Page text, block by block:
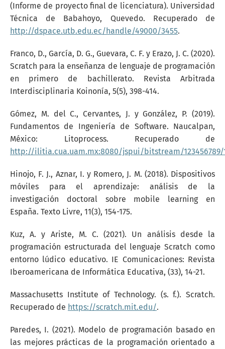
(Informe de proyecto final de licenciatura). Universidad
Técnica de Babahoyo, Quevedo. Recuperado de
http://dspace.utb.edu.ec/handle/49000/3455.
Franco, D., García, D. G., Guevara, C. F. y Erazo, J. C. (2020).
Scratch para la enseñanza de lenguaje de programación
en primero de bachillerato. Revista Arbitrada
Interdisciplinaria Koinonía, 5(5), 398-414.
Gómez, M. del C., Cervantes, J. y González, P. (2019).
Fundamentos de Ingeniería de Software. Naucalpan,
México: Litoprocess. Recuperado de
http://ilitia.cua.uam.mx:8080/jspui/bitstream/123456789/
Hinojo, F. J., Aznar, I. y Romero, J. M. (2018). Dispositivos
móviles para el aprendizaje: análisis de la
investigación doctoral sobre mobile learning en
España. Texto Livre, 11(3), 154-175.
Kuz, A. y Ariste, M. C. (2021). Un análisis desde la
programación estructurada del lenguaje Scratch como
entorno lúdico educativo. IE Comunicaciones: Revista
Iberoamericana de Informática Educativa, (33), 14-21.
Massachusetts Institute of Technology. (s. f.). Scratch.
Recuperado de https://scratch.mit.edu/.
Paredes, I. (2021). Modelo de programación basado en
las mejores prácticas de la programación orientado a